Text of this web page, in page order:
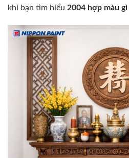
khi bạn tìm hiểu 2004 hợp màu gì